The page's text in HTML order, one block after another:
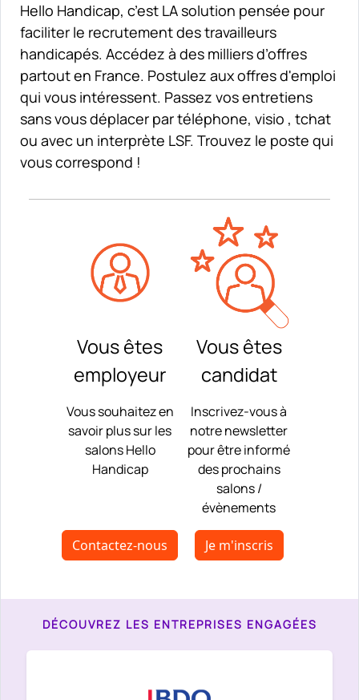
Hello Handicap, c’est LA solution pensée pour
faciliter le recrutement des travailleurs
handicapés. Accédez à des milliers d’offres
partout en France. Postulez aux offres d'emploi
qui vous intéressent. Passez vos entretiens
sans vous déplacer par téléphone, visio , tchat
ou avec un interprète LSF. Trouvez le poste qui
vous correspond !
Vous êtes
employeur
Vous êtes
candidat
Vous souhaitez en
savoir plus sur les
salons Hello
Handicap
Inscrivez-vous à
notre newsletter
pour être informé
des prochains
salons /
évènements
Contactez-nous Je m'inscris
DÉCOUVREZ LES ENTREPRISES ENGAGÉES